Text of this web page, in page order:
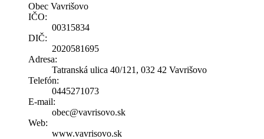
Obec Vavrišovo
IČO:
00315834
DIČ:
2020581695
Adresa:
Tatranská ulica 40/121, 032 42 Vavrišovo
Telefón:
0445271073
E-mail:
obec@vavrisovo.sk
Web:
www.vavrisovo.sk